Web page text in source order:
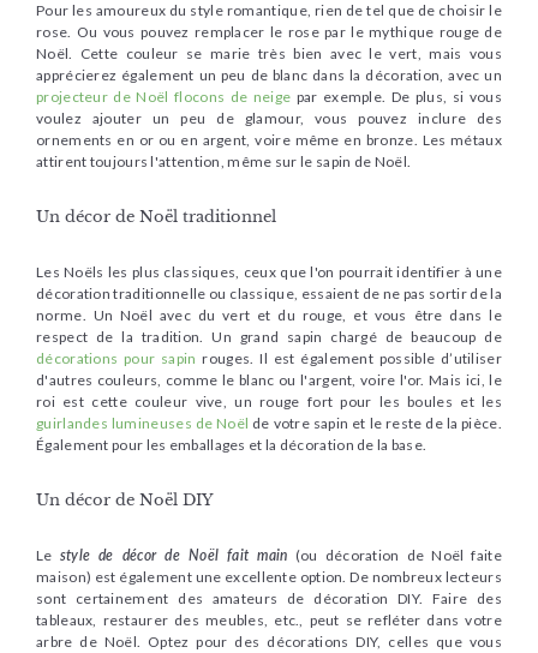
Pour les amoureux du style romantique, rien de tel que de choisir le
rose. Ou vous pouvez remplacer le rose par le mythique rouge de
Noël. Cette couleur se marie très bien avec le vert, mais vous
apprécierez également un peu de blanc dans la décoration, avec un
projecteur de Noël flocons de neige par exemple. De plus, si vous
voulez ajouter un peu de glamour, vous pouvez inclure des
ornements en or ou en argent, voire même en bronze. Les métaux
attirent toujours l'attention, même sur le sapin de Noël.
Un décor de Noël traditionnel
Les Noëls les plus classiques, ceux que l'on pourrait identifier à une
décoration traditionnelle ou classique, essaient de ne pas sortir de la
norme. Un Noël avec du vert et du rouge, et vous être dans le
respect de la tradition. Un grand sapin chargé de beaucoup de
décorations pour sapin rouges. Il est également possible d’utiliser
d'autres couleurs, comme le blanc ou l'argent, voire l'or. Mais ici, le
roi est cette couleur vive, un rouge fort pour les boules et les
guirlandes lumineuses de Noël de votre sapin et le reste de la pièce.
Également pour les emballages et la décoration de la base.
Un décor de Noël DIY
Le style de décor de Noël fait main (ou décoration de Noël faite
maison) est également une excellente option. De nombreux lecteurs
sont certainement des amateurs de décoration DIY. Faire des
tableaux, restaurer des meubles, etc., peut se refléter dans votre
arbre de Noël. Optez pour des décorations DIY, celles que vous